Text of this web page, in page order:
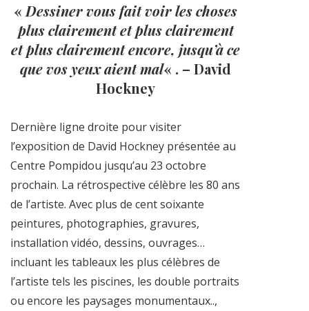
« Dessiner vous fait voir les choses
plus clairement et plus clairement
et plus clairement encore, jusqu’à ce
que vos yeux aient mal« . – David
Hockney
Dernière ligne droite pour visiter
l’exposition de David Hockney présentée au
Centre Pompidou jusqu’au 23 octobre
prochain. La rétrospective célèbre les 80 ans
de l’artiste. Avec plus de cent soixante
peintures, photographies, gravures,
installation vidéo, dessins, ouvrages…
incluant les tableaux les plus célèbres de
l’artiste tels les piscines, les double portraits
ou encore les paysages monumentaux..,